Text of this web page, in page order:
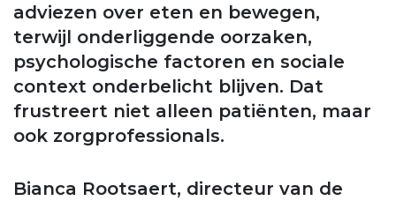
adviezen over eten en bewegen,
terwijl onderliggende oorzaken,
psychologische factoren en sociale
context onderbelicht blijven. Dat
frustreert niet alleen patiënten, maar
ook zorgprofessionals.
Bianca Rootsaert, directeur van de